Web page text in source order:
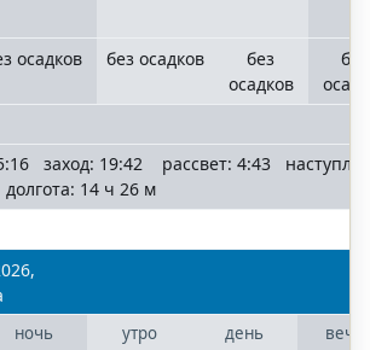
осадков без осадков
без
осадков
без
заход: 19:42 рассвет: 4:43
14 ч 26 м
ночь утро день